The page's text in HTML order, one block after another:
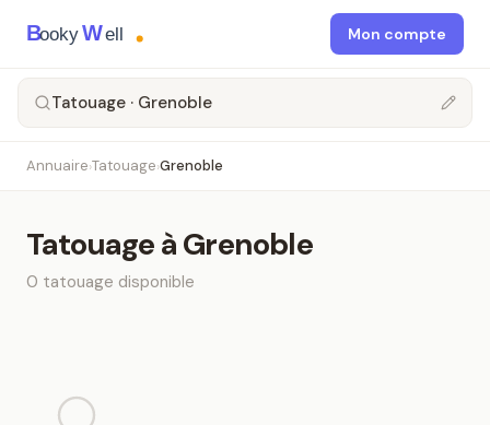
BookyWell Mon compte
Tatouage · Grenoble
Annuaire›Tatouage›Grenoble
TatouageàGrenoble
0 tatouage disponible